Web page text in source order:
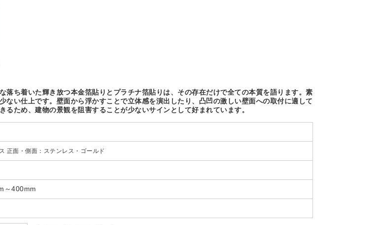
落ち着いた輝き放つ本金箔貼りとプラチナ箔貼りは、その存在だけで全ての本質を語ります。素
ない仕上です。壁面から浮かすことで立体感を演出したり、凸凹の激しい壁面への取付に適して
るため、建物の景観を阻害することが少ないサインとして好まれています。
正面・側面：ステンレス・ゴールド
～400mm